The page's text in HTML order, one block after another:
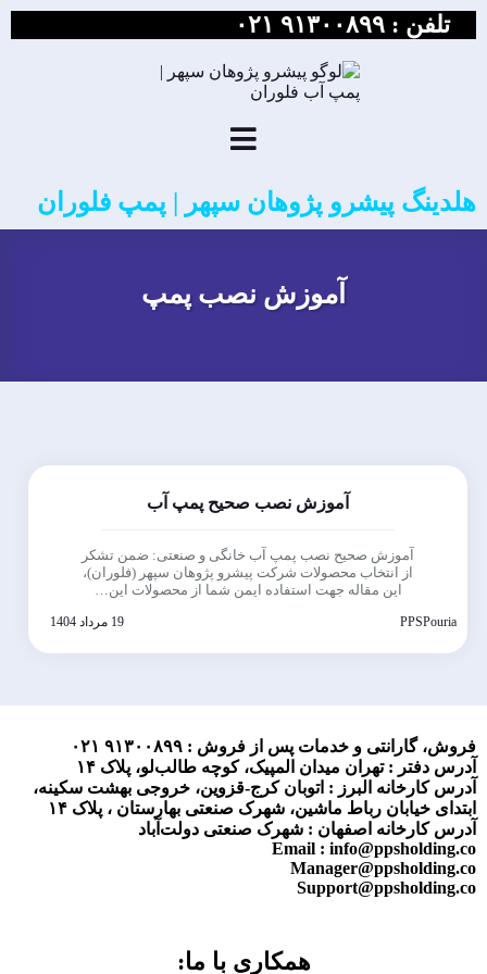
تلفن : ۹۱۳۰۰۸۹۹ ۰۲۱
هلدینگ پیشرو پژوهان سپهر | پمپ فلوران
آموزش نصب پمپ
آموزش نصب صحیح پمپ آب
آموزش صحیح نصب پمپ آب خانگی و صنعتی: ضمن تشکر
از انتخاب محصولات شرکت پیشرو پژوهان سپهر (فلوران)،
این مقاله جهت استفاده ایمن شما از محصولات این…
PPSPouria
فروش، گارانتی و خدمات پس از فروش : ۹۱۳۰۰۸۹۹ ۰۲۱
آدرس دفتر : تهران میدان المپیک، کوچه طالب‌لو، پلاک ۱۴
آدرس کارخانه البرز : اتوبان کرج-قزوین، خروجی بهشت سکینه،
ابتدای خیابان رباط ماشین، شهرک صنعتی بهارستان ، پلاک ۱۴
آدرس کارخانه اصفهان : شهرک صنعتی دولت‌آباد
Email : info@ppsholding.co
Manager@ppsholding.co
Support@ppsholding.co
همکاری با ما: